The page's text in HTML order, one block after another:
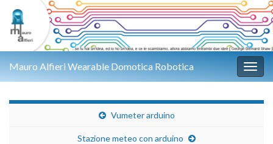
Mauro Alfieri Wearable Domotica Robotica
Vumeter arduino
Stazione meteo con arduino